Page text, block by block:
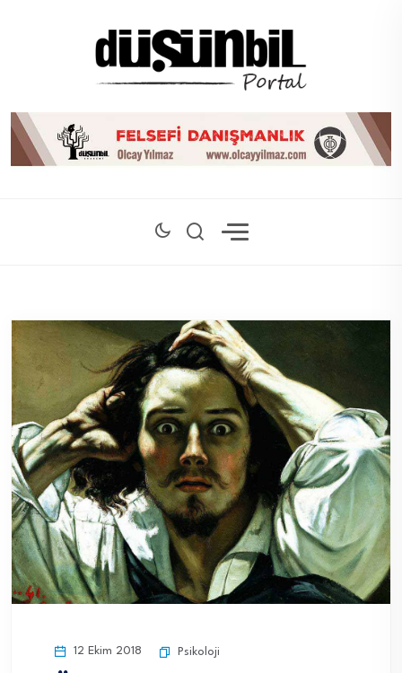
12 Ekim 2018 Psikoloji